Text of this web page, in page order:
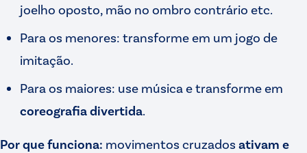
joelho oposto, mão no ombro contrário etc.
Para os menores: transforme em um jogo de
imitação.
Para os maiores: use música e transforme em
coreografia divertida.
Por que funciona: movimentos cruzados ativam e